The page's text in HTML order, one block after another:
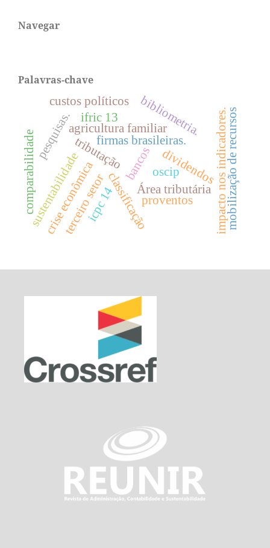
Navegar
Palavras-chave
classificaçãoÁrea tributária
tributação
firmas brasileiras.
agricultura familiarbibliometria.
bancos
crise econômica impacto nos indicadores.
pesquisas. mobilização de recursos
terceiro setor
oscip
sustentabilidade
custos políticos
ifric 13
comparabilidade icpc 14
dividendos
proventos